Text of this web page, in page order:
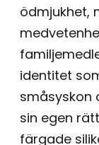
ödmjukhet,
identitet
småsyskon
sin egen
färgade